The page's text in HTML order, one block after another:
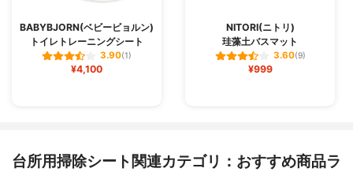
BABYBJORN(ベビービョルン)
トイレトレーニングシート
3.90(1)
¥4,100
NITORI(ニトリ)
珪藻土バスマット
3.60(9)
¥999
台所用掃除シート関連カテゴリ：おすすめ商品ラ